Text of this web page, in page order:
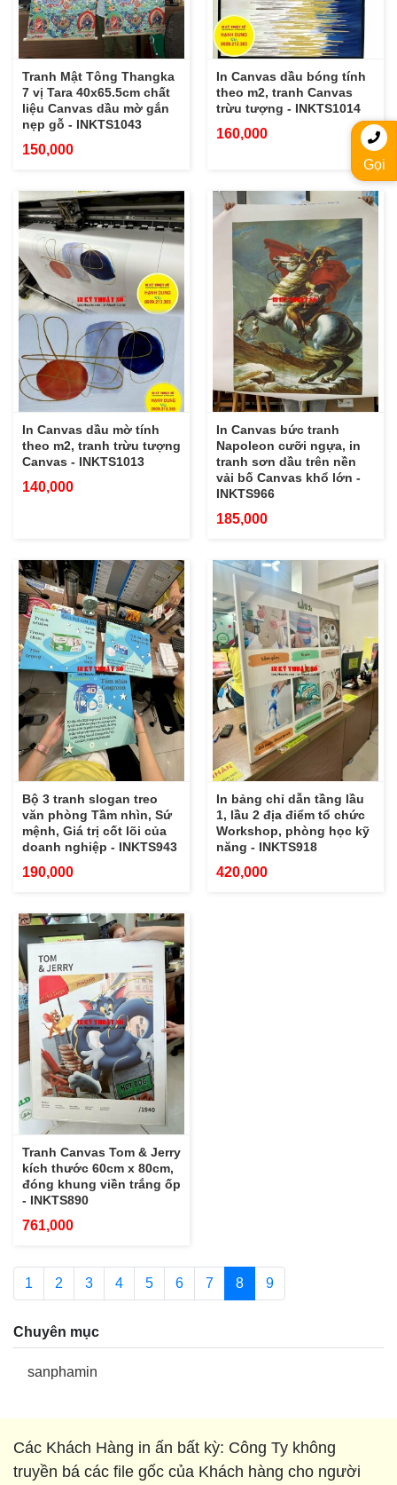
Tranh Mật Tông Thangka
7 vị Tara 40x65.5cm chất
liệu Canvas dầu mờ gắn
nẹp gỗ - INKTS1043
150,000
In Canvas dầu bóng tính
theo m2, tranh Canvas
trừu tượng - INKTS1014
160,000
In Canvas dầu mờ tính
theo m2, tranh trừu tượng
Canvas - INKTS1013
140,000
In Canvas bức tranh
Napoleon cưỡi ngựa, in
tranh sơn dầu trên nền
vải bố Canvas khổ lớn -
INKTS966
185,000
Bộ 3 tranh slogan treo
văn phòng Tầm nhìn, Sứ
mệnh, Giá trị cốt lõi của
doanh nghiệp - INKTS943
190,000
In bảng chỉ dẫn tầng lầu
1, lầu 2 địa điểm tổ chức
Workshop, phòng học kỹ
năng - INKTS918
420,000
Tranh Canvas Tom & Jerry
kích thước 60cm x 80cm,
đóng khung viền trắng ốp
- INKTS890
761,000
1 2 3 4 5 6 7 8 9
Chuyên mục
sanphamin
Gọi
Các Khách Hàng in ấn bất kỳ: Công Ty không
truyền bá các file gốc của Khách hàng cho người